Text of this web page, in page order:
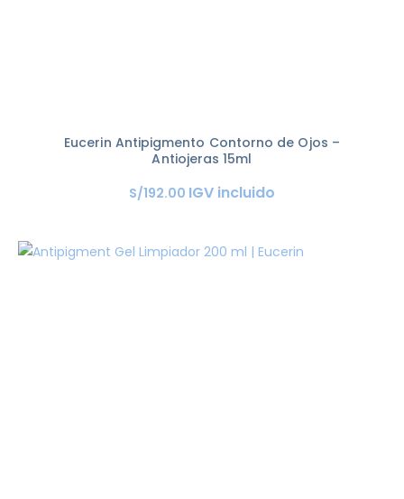
Eucerin Antipigmento Contorno de Ojos –
Antiojeras 15ml
S/192.00 IGV incluido